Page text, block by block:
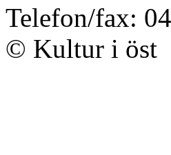
Telefon/fax:
© Kultur i öst